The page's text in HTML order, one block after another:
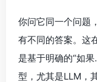
你问它同一个问题
有不同的答案。这
是基于明确的“如
型，尤其是LLM，